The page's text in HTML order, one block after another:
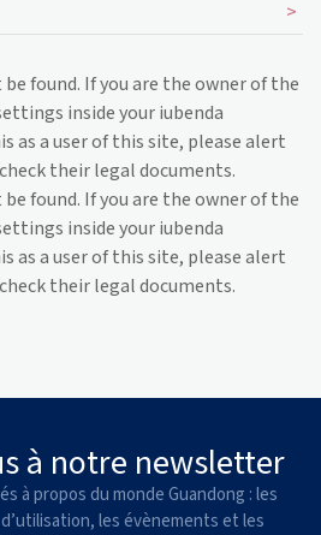
found. If you are the owner of the
inside your iubenda
as a user of this site, please alert
their legal documents.
found. If you are the owner of the
inside your iubenda
as a user of this site, please alert
their legal documents.
à notre newsletter
à propos du monde Guandong : les
les évènements et les